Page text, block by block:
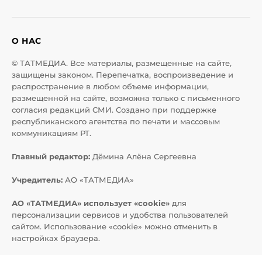
О НАС
© ТАТМЕДИА. Все материалы, размещенные на сайте,
защищены законом. Перепечатка, воспроизведение и
распространение в любом объеме информации,
размещенной на сайте, возможна только с письменного
согласия редакций СМИ. Создано при поддержке
республиканского агентства по печати и массовым
коммуникациям РТ.
Главный редактор: Дёмина Алёна Сергеевна
Учредитель: АО «ТАТМЕДИА»
АО «ТАТМЕДИА» использует «cookie» для
персонализации сервисов и удобства пользователей
сайтом. Использование «cookie» можно отменить в
настройках браузера.